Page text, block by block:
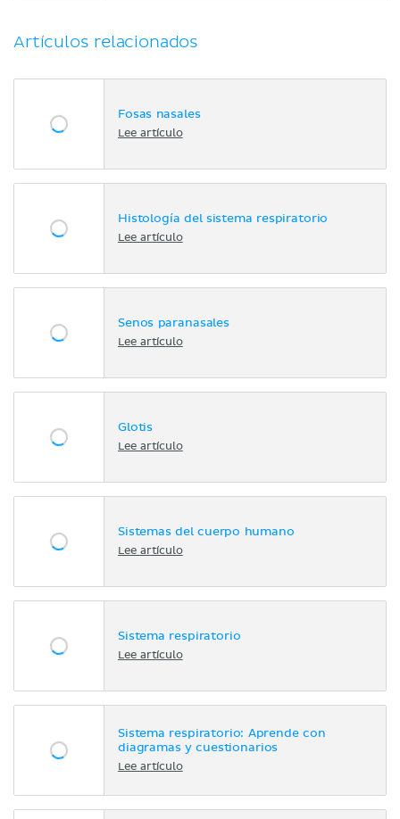
Artículos relacionados
Fosas nasales
Lee artículo
Histología del sistema respiratorio
Lee artículo
Senos paranasales
Lee artículo
Glotis
Lee artículo
Sistemas del cuerpo humano
Lee artículo
Sistema respiratorio
Lee artículo
Sistema respiratorio: Aprende con
diagramas y cuestionarios
Lee artículo